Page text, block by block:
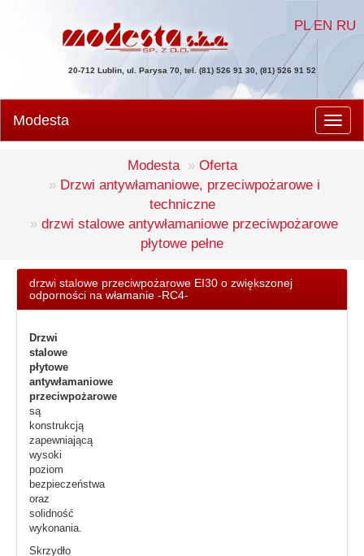
PL EN RU
20-712 Lublin, ul. Parysa 70, tel. (81) 526 91 30, (81) 526 91 52
Modesta
Modesta
Oferta
Drzwi antywłamaniowe, przeciwpożarowe i
techniczne
drzwi stalowe antywłamaniowe przeciwpożarowe
płytowe pełne
drzwi stalowe przeciwpożarowe EI30 o zwiększonej
odporności na włamanie -RC4-
Drzwi
stalowe
płytowe
antywłamaniowe
przeciwpożarowe
są
konstrukcją
zapewniającą
wysoki
poziom
bezpieczeństwa
oraz
solidność
wykonania.
Skrzydło